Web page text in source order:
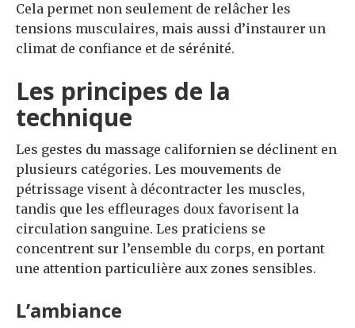
Cela permet non seulement de relâcher les
tensions musculaires, mais aussi d’instaurer un
climat de confiance et de sérénité.
Les principes de la
technique
Les gestes du massage californien se déclinent en
plusieurs catégories. Les mouvements de
pétrissage visent à décontracter les muscles,
tandis que les effleurages doux favorisent la
circulation sanguine. Les praticiens se
concentrent sur l’ensemble du corps, en portant
une attention particulière aux zones sensibles.
L’ambiance